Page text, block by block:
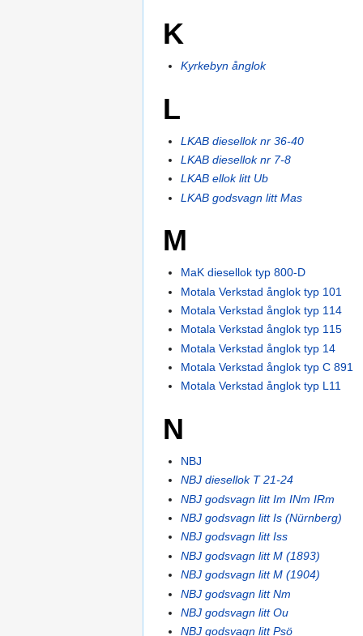
K
Kyrkebyn ånglok
L
LKAB diesellok nr 36-40
LKAB diesellok nr 7-8
LKAB ellok litt Ub
LKAB godsvagn litt Mas
M
MaK diesellok typ 800-D
Motala Verkstad ånglok typ 101
Motala Verkstad ånglok typ 114
Motala Verkstad ånglok typ 115
Motala Verkstad ånglok typ 14
Motala Verkstad ånglok typ C 891
Motala Verkstad ånglok typ L11
N
NBJ
NBJ diesellok T 21-24
NBJ godsvagn litt Im INm IRm
NBJ godsvagn litt Is (Nürnberg)
NBJ godsvagn litt Iss
NBJ godsvagn litt M (1893)
NBJ godsvagn litt M (1904)
NBJ godsvagn litt Nm
NBJ godsvagn litt Ou
NBJ godsvagn litt Psö